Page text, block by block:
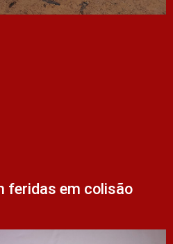
feridas em colisão